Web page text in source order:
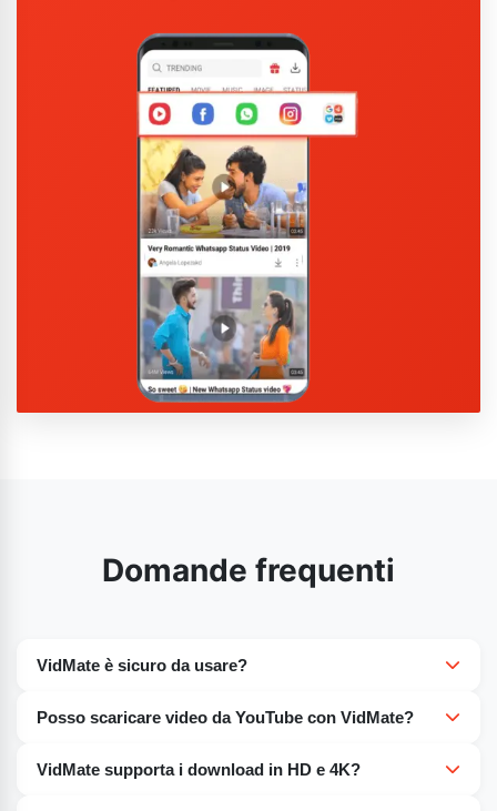
Domande frequenti
VidMate è sicuro da usare?
Posso scaricare video da YouTube con VidMate?
da altri siti come Facebook, Dailymotion, TikTok e molti
VidMate supporta i download in HD e 4K?